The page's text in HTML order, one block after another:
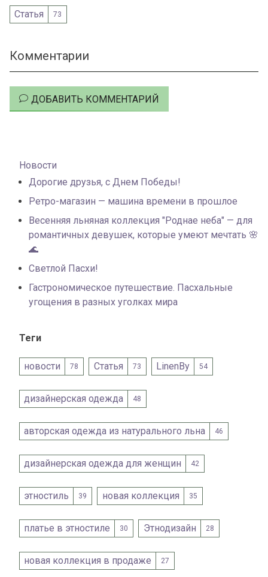
Статья 73
Комментарии
ДОБАВИТЬ КОММЕНТАРИЙ
Новости
Дорогие друзья, с Днем Победы!
Ретро-магазин — машина времени в прошлое
Весенняя льняная коллекция "Роднае неба" — для
романтичных девушек, которые умеют мечтать 🌸
🌊
Светлой Пасхи!
Гастрономическое путешествие. Пасхальные
угощения в разных уголках мира
Теги
новости 78 Статья 73 LinenBy 54
дизайнерская одежда 48
авторская одежда из натурального льна 46
дизайнерская одежда для женщин 42
этностиль 39 новая коллекция 35
платье в этностиле 30 Этнодизайн 28
новая коллекция в продаже 27